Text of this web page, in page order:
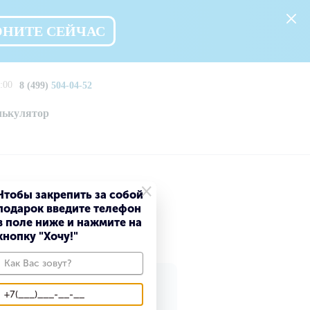
СЕЙЧАС
8 (499) 504-04-52
×
закрепить за собой
введите телефон
поле ниже и нажмите на
"Хочу!"